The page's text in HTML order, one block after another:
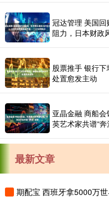
冠达管理 美国
阻力，日本财政
股票推手 银行
处置愈发主动
亚晶金融 商船
英艺术家共谱“奔
最新文章